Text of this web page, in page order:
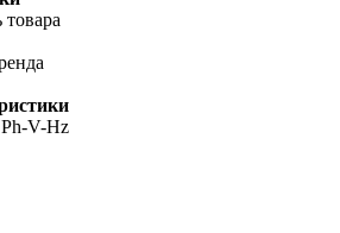
V-Hz